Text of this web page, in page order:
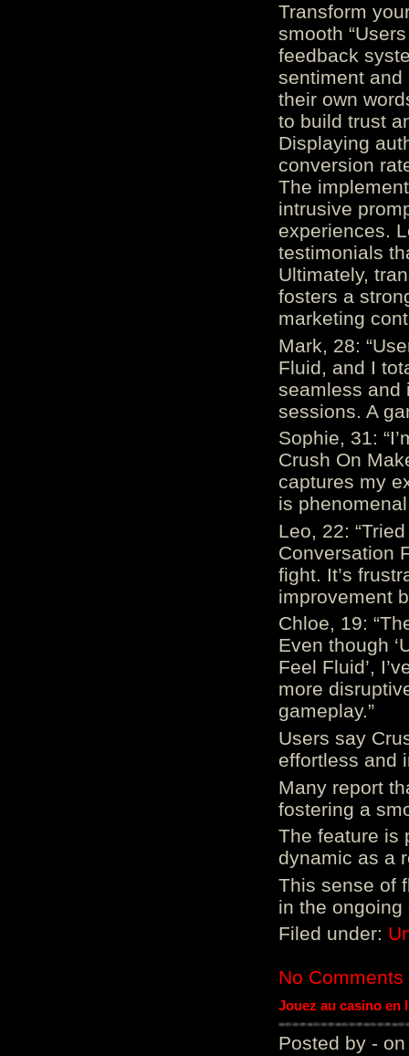
Transform
smooth
feedback
sentiment and
their own
to build trust
Displaying
conversion
The
intrusive
experiences.
testimonials
Ultimately,
fosters a
marketing
Mark, 28:
Fluid, and I
seamless and
sessions. A
Sophie, 31:
Crush On
captures my
is
Leo, 22:
Conversation
fight. It’s
improvement
Chloe, 19:
Even though
Feel Fluid’,
more
gameplay.”
Users say
effortless and
Many report
fostering a
The feature is
dynamic as a
This sense of
in the ongoing
Filed under:
No Comments
Jouez au casino en
Posted by - on